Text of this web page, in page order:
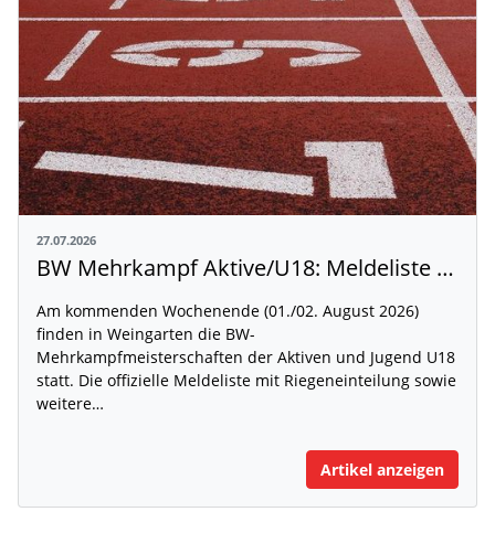
27.07.2026
BW Mehrkampf Aktive/U18: Meldeliste mit Riegeneinteilung und Rahmenzeitplan veröffentlicht
Am kommenden Wochenende (01./02. August 2026)
finden in Weingarten die BW-
Mehrkampfmeisterschaften der Aktiven und Jugend U18
statt. Die offizielle Meldeliste mit Riegeneinteilung sowie
weitere…
Artikel anzeigen